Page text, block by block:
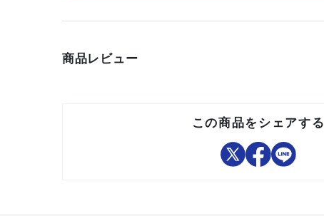
セット内容/付属品
商品レビュー
この商品をシェアする